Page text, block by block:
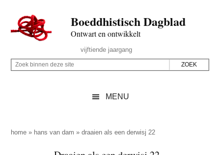
naar
de
inhoud
secondary
naar
de
sidebar
naar
de
Boeddhistisch Dagblad
Ontwart en ontwikkelt
Rechts
vijftiende jaargang
Z
p
Z
i
MENU
home » hans van dam »draaien als een derwisj 22